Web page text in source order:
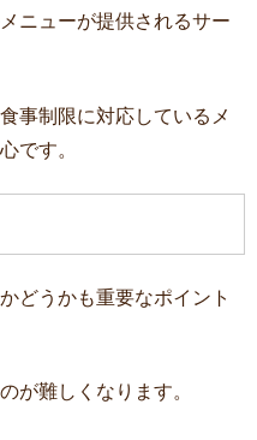
ニューが提供されるサー
事制限に対応しているメ
です。
どうかも重要なポイント
が難しくなります。